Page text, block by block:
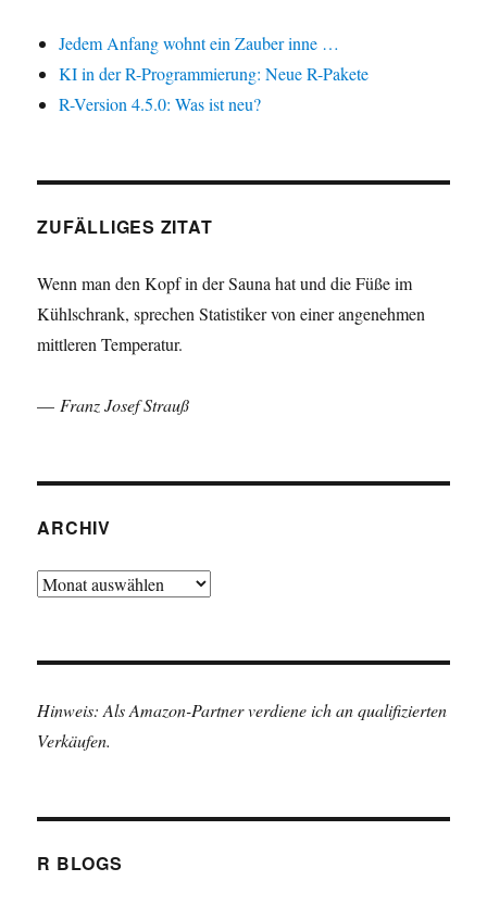
Jedem Anfang wohnt ein Zauber inne …
KI in der R-Programmierung: Neue R-Pakete
R-Version 4.5.0: Was ist neu?
ZUFÄLLIGES ZITAT
Wenn man den Kopf in der Sauna hat und die Füße im
Kühlschrank, sprechen Statistiker von einer angenehmen
mittleren Temperatur.
— Franz Josef Strauß
ARCHIV
Archiv
Hinweis: Als Amazon-Partner verdiene ich an qualifizierten
Verkäufen.
R BLOGS